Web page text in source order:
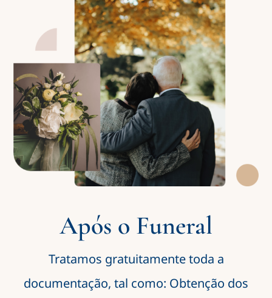
Após o Funeral
Tratamos gratuitamente toda a
documentação, tal como: Obtenção dos